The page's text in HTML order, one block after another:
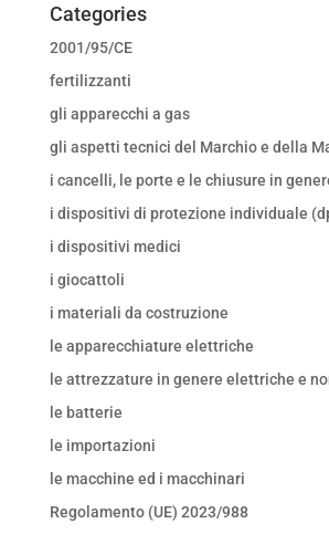
Categories
2001/95/CE
fertilizzanti
gli apparecchi a gas
gli aspetti tecnici del Marchio e della
i cancelli, le porte e le chiusure in
i dispositivi di protezione individuale
i dispositivi medici
i giocattoli
i materiali da costruzione
le apparecchiature elettriche
le attrezzature in genere elettriche e
le batterie
le importazioni
le macchine ed i macchinari
Regolamento (UE) 2023/988